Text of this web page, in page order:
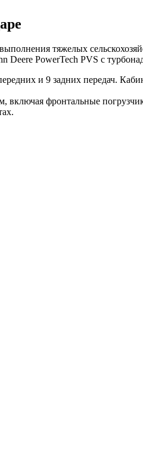
тяжелых
Deere PowerTech PVS с
и 9 задних передач.
фронтальные